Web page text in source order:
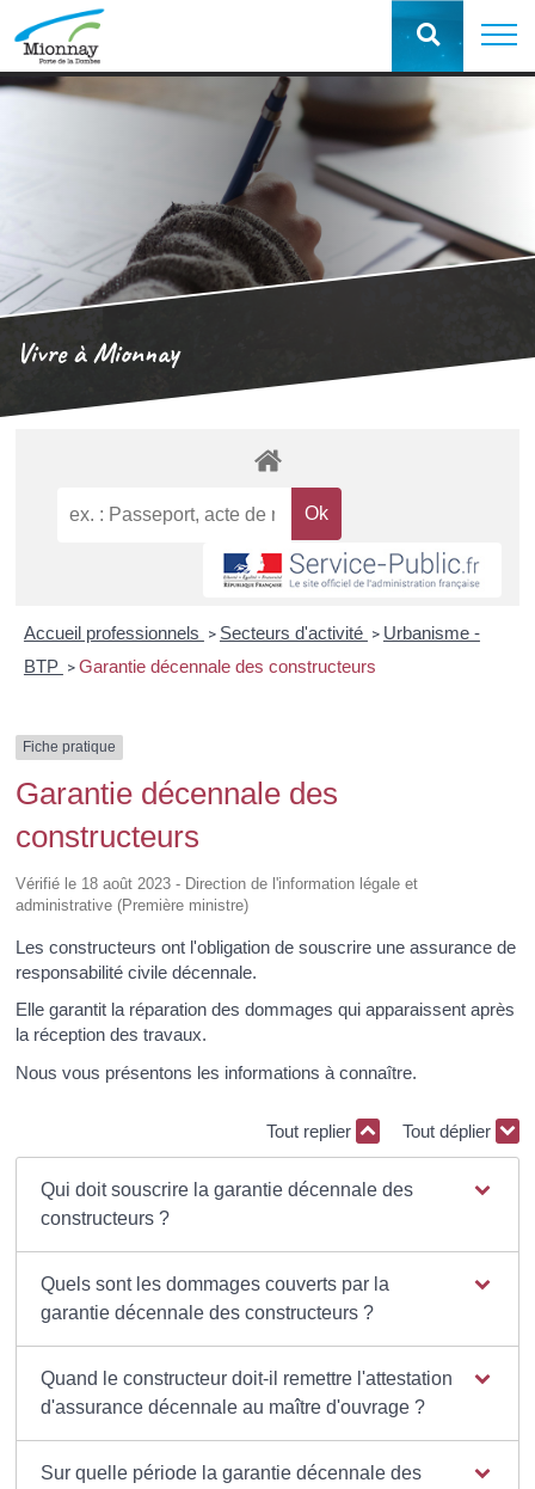
Vivre à Mionnay
Accueil professionnels > Secteurs d'activité > Urbanisme -
BTP > Garantie décennale des constructeurs
Fiche pratique
Garantie décennale des
constructeurs
Vérifié le 18 août 2023 - Direction de l'information légale et
administrative (Première ministre)
Les constructeurs ont l'obligation de souscrire une assurance de
responsabilité civile décennale.
Elle garantit la réparation des dommages qui apparaissent après
la réception des travaux.
Nous vous présentons les informations à connaître.
Tout replier Tout déplier
Qui doit souscrire la garantie décennale des
constructeurs ?
Quels sont les dommages couverts par la
garantie décennale des constructeurs ?
Quand le constructeur doit-il remettre l'attestation
d'assurance décennale au maître d'ouvrage ?
Sur quelle période la garantie décennale des